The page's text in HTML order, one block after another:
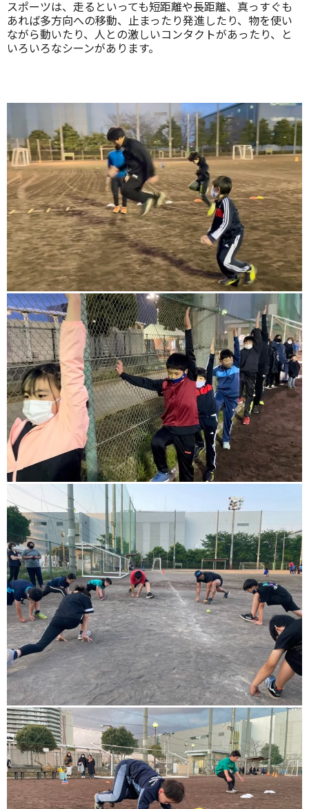
スポーツは、走るといっても短距離や長距離、真っすぐも
あれば多方向への移動、止まったり発進したり、物を使い
ながら動いたり、人との激しいコンタクトがあったり、と
いろいろなシーンがあります。